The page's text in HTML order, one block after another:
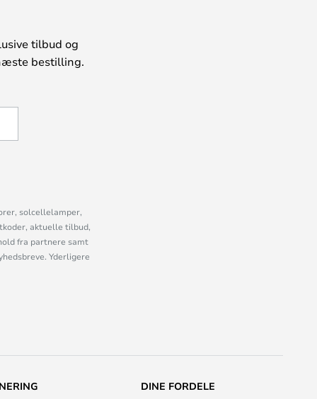
tilbud og
bestilling.
solcellelamper,
aktuelle tilbud,
fra partnere samt
Yderligere
DINE FORDELE